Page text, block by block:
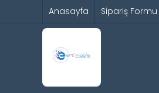
Anasayfa Sipariş Formu